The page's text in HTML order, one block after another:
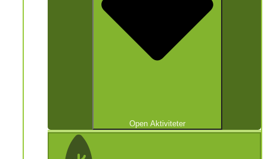
Open Aktiviteter